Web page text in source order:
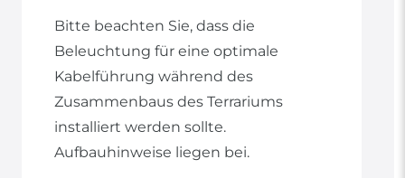
Bitte beachten Sie, dass die
Beleuchtung für eine optimale
Kabelführung während des
Zusammenbaus des Terrariums
installiert werden sollte.
Aufbauhinweise liegen bei.